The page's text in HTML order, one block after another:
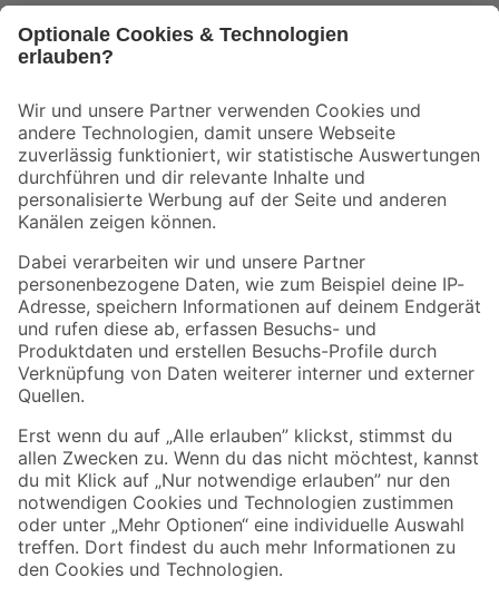
Der toom Newsletter: Keine Angebote und Aktionen mehr verpassen!
Zur Newsletter Anmeldung
Folge uns
Zahlungsarten Versandarten
Sicher einkaufen
Jetzt die toom-App herunterladen